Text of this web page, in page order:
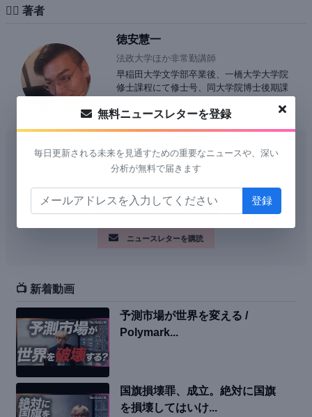
✍🏻 著者
徳安慧一
法政大学ほか非常勤講師
早稲田大学文学部卒業後、一橋大学大学院
修士課程にて修士号、同大学院博士後期課
調査・ジェンダー研究。
最新情報を受け取る
ニュースレターやTwitterをチェックして、最新の記事やニュースを
ニュースレターを購読
📺 新着動画
予測市場が世界を変える /
Polymark...
国旗損壊罪、成立。絶対に国旗
を損壊してはいけ...
無料ニュースレターを登録
毎日更新される未来を見通すための重要なニュースや、深い
分析が無料で届きます